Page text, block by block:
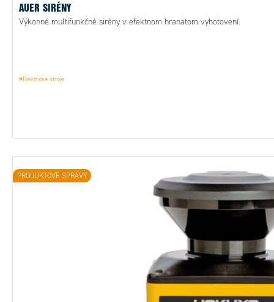
AUER SIRÉNY
Výkonné multifunkčné sirény v efektnom hranatom vyhotovení.
#Elektrické stroje
PRODUKTOVÉ SPRÁVY